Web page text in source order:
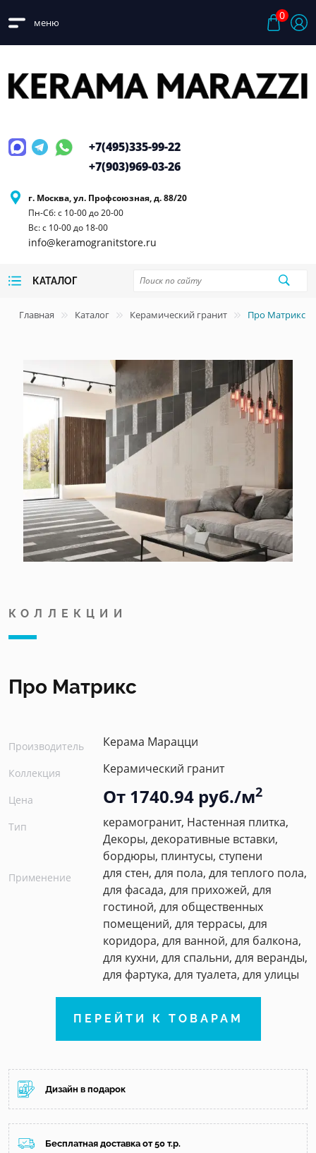
меню
0
г. Москва, ул. Профсоюзная, д. 88/20
Пн-Сб: с 10-00 до 20-00
Вс: с 10-00 до 18-00
info@keramogranitstore.ru
+7(495)335-99-22
+7(903)969-03-26
КАТАЛОГ
Главная Каталог Керамический гранит Про Матрикс
КОЛЛЕКЦИИ
Про Матрикс
Производитель Керама Марацци
Коллекция Керамический гранит
Цена От 1740.94 руб./м2
Тип
керамогранит, Настенная плитка,
Декоры, декоративные вставки,
бордюры, плинтусы, ступени
Применение
для стен, для пола, для теплого пола,
для фасада, для прихожей, для
гостиной, для общественных
помещений, для террасы, для
коридора, для ванной, для балкона,
для кухни, для спальни, для веранды,
для фартука, для туалета, для улицы
ПЕРЕЙТИ К ТОВАРАМ
Дизайн в подарок
Бесплатная доставка от 50 т.р.